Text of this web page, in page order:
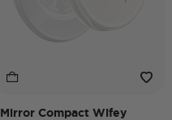
Mirror Compact Wifey